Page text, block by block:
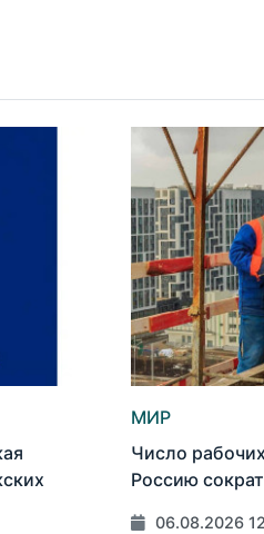
МИР
Число
Россию
06.08.2026